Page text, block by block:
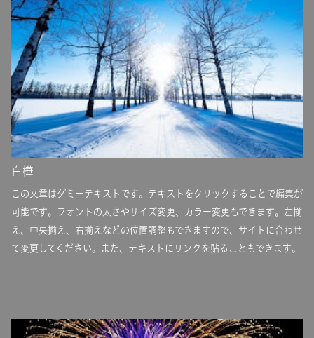
白樺
この文章はダミーテキストです。テキストをクリックすることで編集が
可能です。フォントの太さやサイズ変更、カラー変更もできます。左揃
え、中央揃え、右揃えなどの位置調整もできますので、サイトに合わせ
て変更してください。また、テキストにリンクを貼ることもできます。